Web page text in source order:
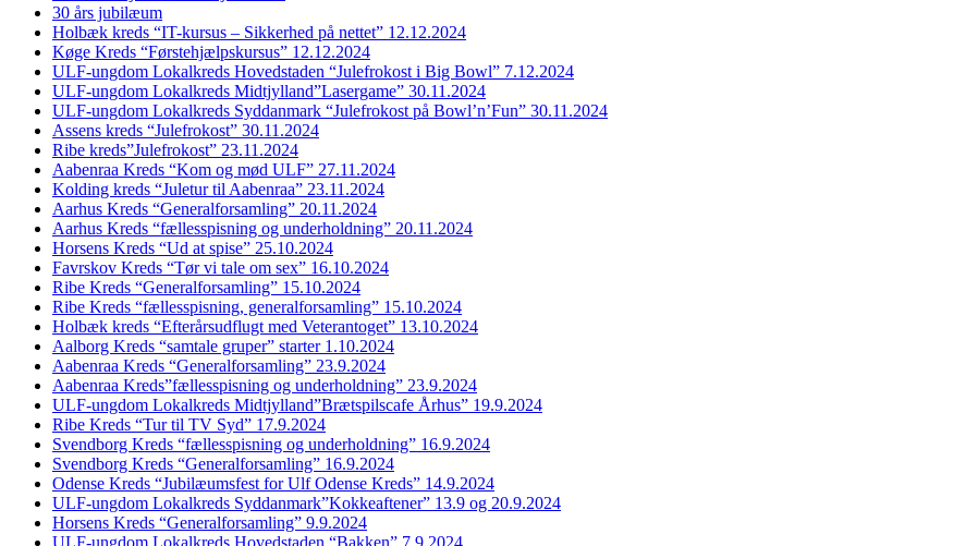
30 års jubilæum
Holbæk kreds “IT-kursus – Sikkerhed på nettet” 12.12.2024
Køge Kreds “Førstehjælpskursus” 12.12.2024
ULF-ungdom Lokalkreds Hovedstaden “Julefrokost i Big Bowl” 7.12.2024
ULF-ungdom Lokalkreds Midtjylland”Lasergame” 30.11.2024
ULF-ungdom Lokalkreds Syddanmark “Julefrokost på Bowl’n’Fun” 30.11.2024
Assens kreds “Julefrokost” 30.11.2024
Ribe kreds”Julefrokost” 23.11.2024
Aabenraa Kreds “Kom og mød ULF” 27.11.2024
Kolding kreds “Juletur til Aabenraa” 23.11.2024
Aarhus Kreds “Generalforsamling” 20.11.2024
Aarhus Kreds “fællesspisning og underholdning” 20.11.2024
Horsens Kreds “Ud at spise” 25.10.2024
Favrskov Kreds “Tør vi tale om sex” 16.10.2024
Ribe Kreds “Generalforsamling” 15.10.2024
Ribe Kreds “fællesspisning, generalforsamling” 15.10.2024
Holbæk kreds “Efterårsudflugt med Veterantoget” 13.10.2024
Aalborg Kreds “samtale gruper” starter 1.10.2024
Aabenraa Kreds “Generalforsamling” 23.9.2024
Aabenraa Kreds”fællesspisning og underholdning” 23.9.2024
ULF-ungdom Lokalkreds Midtjylland”Brætspilscafe Århus” 19.9.2024
Ribe Kreds “Tur til TV Syd” 17.9.2024
Svendborg Kreds “fællesspisning og underholdning” 16.9.2024
Svendborg Kreds “Generalforsamling” 16.9.2024
Odense Kreds “Jubilæumsfest for Ulf Odense Kreds” 14.9.2024
ULF-ungdom Lokalkreds Syddanmark”Kokkeaftener” 13.9 og 20.9.2024
Horsens Kreds “Generalforsamling” 9.9.2024
ULF-ungdom Lokalkreds Hovedstaden “Bakken” 7.9.2024